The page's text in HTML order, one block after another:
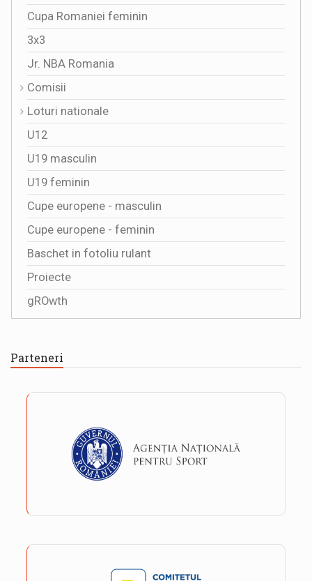
Cupa Romaniei feminin
3x3
Jr. NBA Romania
Comisii
Loturi nationale
U12
U19 masculin
U19 feminin
Cupe europene - masculin
Cupe europene - feminin
Baschet in fotoliu rulant
Proiecte
gROwth
Parteneri